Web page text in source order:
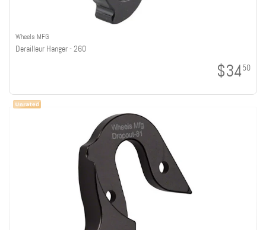
Wheels MFG
Derailleur Hanger - 260
$3450